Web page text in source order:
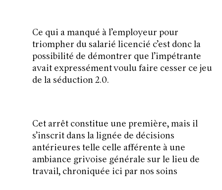
Ce qui a manqué à l’employeur pour
triompher du salarié licencié c’est donc la
possibilité de démontrer que l’impétrante
avait expressément voulu faire cesser ce jeu
de la séduction 2.0.
Cet arrêt constitue une première, mais il
s’inscrit dans la lignée de décisions
antérieures telle celle afférente à une
ambiance grivoise générale sur le lieu de
travail, chroniquée ici par nos soins